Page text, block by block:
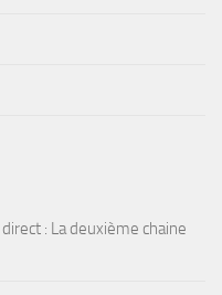
: La deuxième chaine